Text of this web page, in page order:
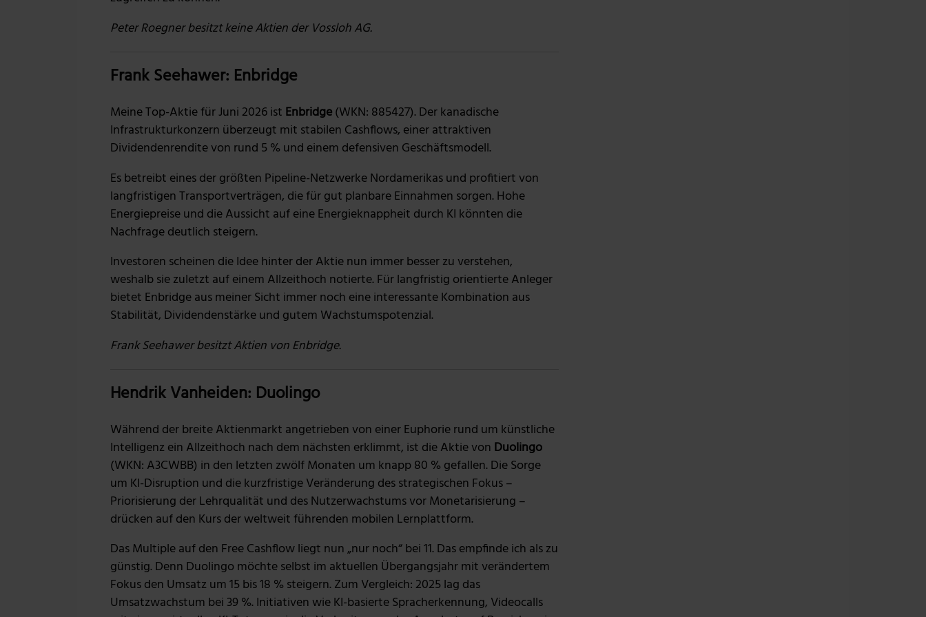
Peter Roegner besitzt keine Aktien der Vossloh AG.
Frank Seehawer: Enbridge
Meine Top-Aktie für Juni 2026 ist Enbridge(WKN: 885427). Der kanadische
Infrastrukturkonzern überzeugt mit stabilen Cashflows, einer attraktiven
Dividendenrendite von rund 5 % und einem defensiven Geschäftsmodell.
Es betreibt eines der größten Pipeline-Netzwerke Nordamerikas und profitiert von
langfristigen Transportverträgen, die für gut planbare Einnahmen sorgen. Hohe
Energiepreise und die Aussicht auf eine Energieknappheit durch KI könnten die
Nachfrage deutlich steigern.
Investoren scheinen die Idee hinter der Aktie nun immer besser zu verstehen,
weshalb sie zuletzt auf einem Allzeithoch notierte. Für langfristig orientierte Anleger
bietet Enbridge aus meiner Sicht immer noch eine interessante Kombination aus
Stabilität, Dividendenstärke und gutem Wachstumspotenzial.
Frank Seehawer besitzt Aktien von Enbridge.
Hendrik Vanheiden: Duolingo
Während der breite Aktienmarkt angetrieben von einer Euphorie rund um künstliche
Intelligenz ein Allzeithoch nach dem nächsten erklimmt, ist die Aktie von Duolingo
(WKN: A3CWBB) in den letzten zwölf Monaten um knapp 80 % gefallen. Die Sorge
um KI-Disruption und die kurzfristige Veränderung des strategischen Fokus –
Priorisierung der Lehrqualität und des Nutzerwachstums vor Monetarisierung –
drücken auf den Kurs der weltweit führenden mobilen Lernplattform.
Das Multiple auf den Free Cashflow liegt nun „nur noch“ bei 11. Das empfinde ich als zu
günstig. Denn Duolingo möchte selbst im aktuellen Übergangsjahr mit verändertem
Fokus den Umsatz um 15 bis 18 % steigern. Zum Vergleich: 2025 lag das
Umsatzwachstum bei 39 %. Initiativen wie KI-basierte Spracherkennung, Videocalls